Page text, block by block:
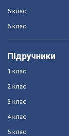
5 клас
6 клас
Підручники
1 клас
2 клас
3 клас
4 клас
5 клас